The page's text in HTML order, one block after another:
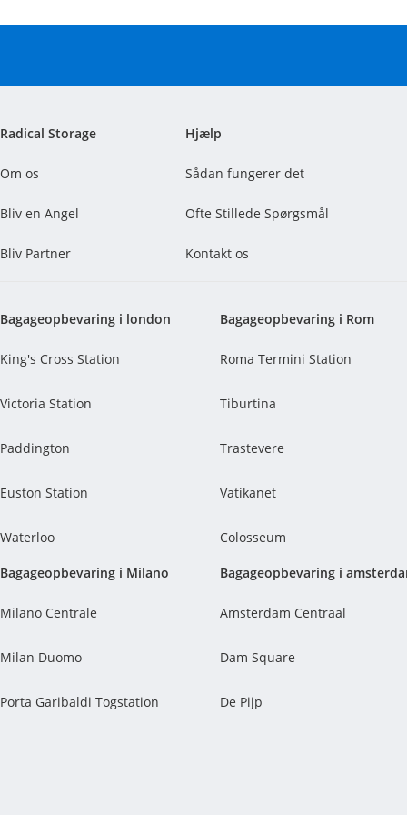
Radical Storage
Om os
Bliv en Angel
Bliv Partner
Hjælp
Sådan fungerer det
Ofte Stillede Spørgsmål
Kontakt os
Bagageopbevaring i london
King's Cross Station
Victoria Station
Paddington
Euston Station
Waterloo
Bagageopbevaring i Rom
Roma Termini Station
Tiburtina
Trastevere
Vatikanet
Colosseum
Bagageopbevaring i Milano
Milano Centrale
Milan Duomo
Porta Garibaldi Togstation
Bagageopbevaring i
Amsterdam Centraal
Dam Square
De Pijp